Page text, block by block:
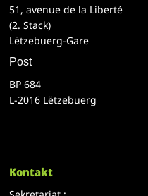
51, avenue de la Liberté
(2. Stack)
Lëtzebuerg-Gare
Post
BP 684
L-2016 Lëtzebuerg
Kontakt